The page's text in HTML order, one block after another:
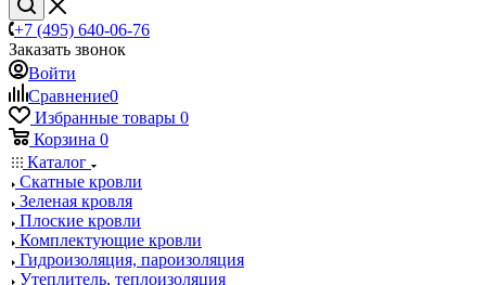
+7 (495) 640-06-76
Заказать звонок
Войти
Сравнение0
Избранные товары 0
Корзина 0
Каталог
Скатные кровли
Зеленая кровля
Плоские кровли
Комплектующие кровли
Гидроизоляция, пароизоляция
Утеплитель, теплоизоляция